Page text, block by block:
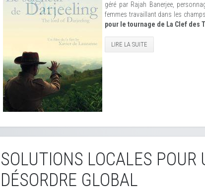
géré par Rajah Banerjee,
femmes travaillant dans les
pour le tournage de La Clef des
LIRE LA SUITE
SOLUTIONS LOCALES POUR
DÉSORDRE GLOBAL